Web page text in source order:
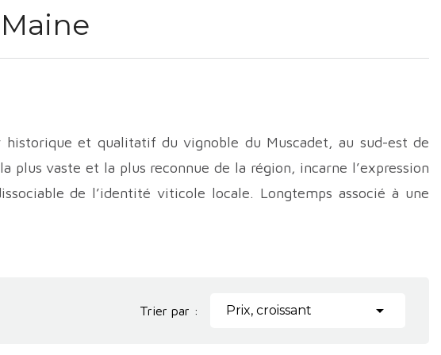
et qualitatif du vignoble du Muscadet, au sud-est de
plus vaste et la plus reconnue de la région, incarne l’expression
de l’identité viticole locale. Longtemps associé à une
des terroirs et l’essor de la viticulture biologique.
s’est rapidement imposé comme une évidence. Dès lors, le
Trier par : Prix, croissant 